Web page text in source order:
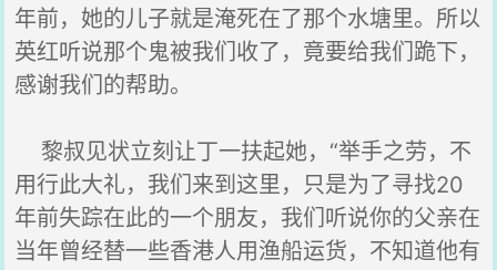
年前，她的儿子就是淹死在了那个水塘里。所以
英红听说那个鬼被我们收了，竟要给我们跪下，
感谢我们的帮助。
黎叔见状立刻让丁一扶起她，“举手之劳，不
用行此大礼，我们来到这里，只是为了寻找20
年前失踪在此的一个朋友，我们听说你的父亲在
当年曾经替一些香港人用渔船运货，不知道他有